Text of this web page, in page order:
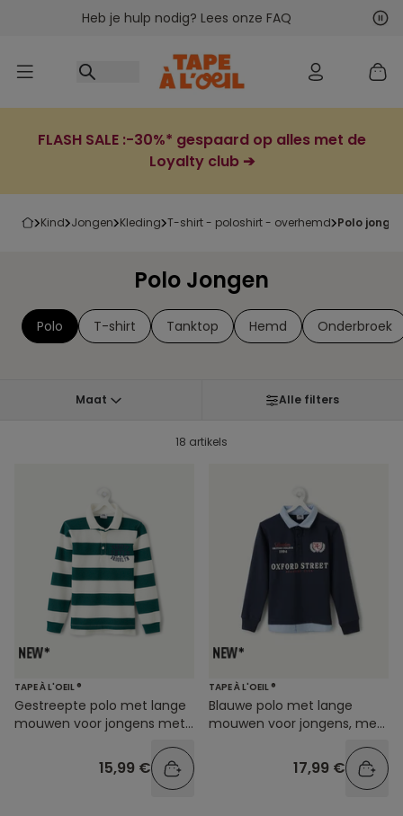
Ga naar inhoudHeb je hulp nodig? Lees onze FAQ
FLASH SALE :-30%* gespaard op alles met de
Loyalty club ➔
kind jongen kleding t-shirt - poloshirt - overhemd polo
Polo Jongen
Polo T-shirt Tanktop Hemd Onderbroek
Maat Alle filters
18 artikels
TAPE À L'OEIL ®
Gestreepte polo met lange
mouwen voor jongens met
15,99 €
TAPE À L'OEIL ®
Blauwe polo met lange
mouwen voor jongens, met
17,99 €